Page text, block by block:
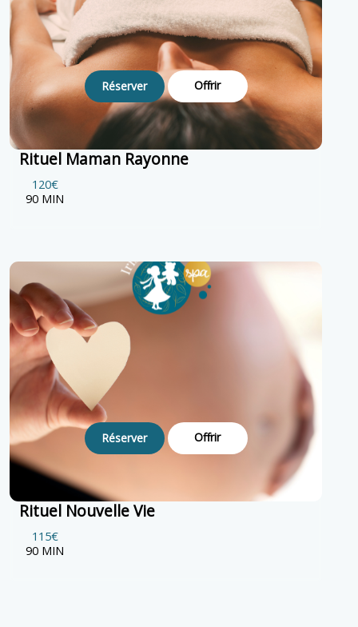
Réserver Offrir
Rituel Maman Rayonne
120€
90 MIN
Réserver Offrir
Rituel Nouvelle Vie
115€
90 MIN